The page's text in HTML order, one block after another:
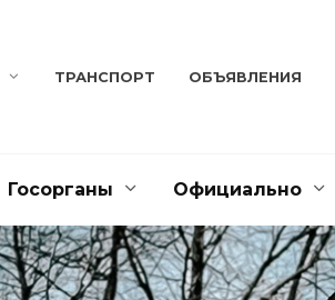
ТРАНСПОРТ ОБЪЯВЛЕНИЯ
Госорганы Официально